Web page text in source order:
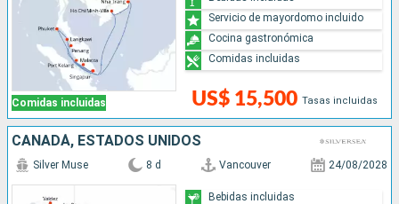
Comidas incluidas US$ 15,500 Tasas incluidas
Servicio de mayordomo incluido
Cocina gastronómica
Comidas incluidas
CANADÁ, ESTADOS UNIDOS
Silver Muse 8 d Vancouver 24/08/2028
Bebidas incluidas